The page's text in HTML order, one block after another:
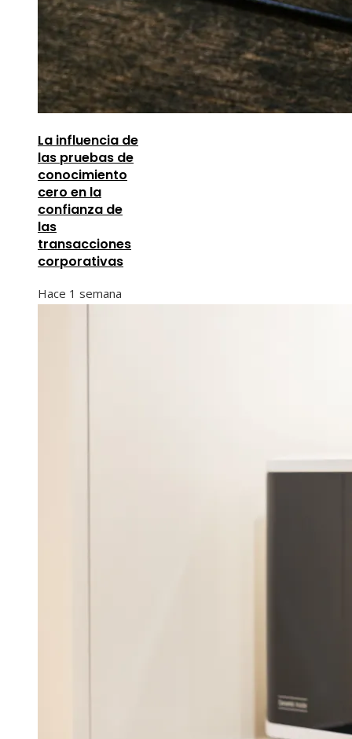
La influencia de
las pruebas de
conocimiento
cero en la
confianza de
las
transacciones
corporativas
Hace 1 semana